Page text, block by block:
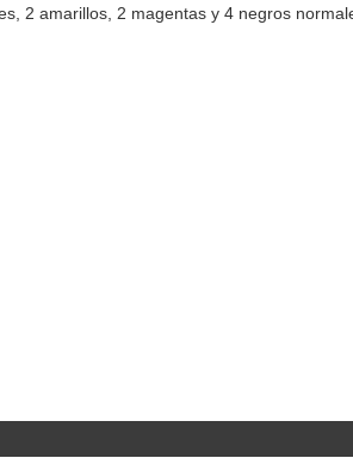
2 amarillos, 2 magentas y 4 negros